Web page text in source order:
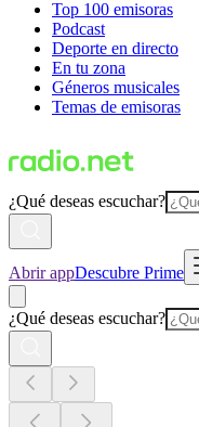
Top 100 emisoras
Podcast
Deporte en directo
En tu zona
Géneros musicales
Temas de emisoras
¿Qué deseas escuchar?
Abrir appDescubre Prime
¿Qué deseas escuchar?